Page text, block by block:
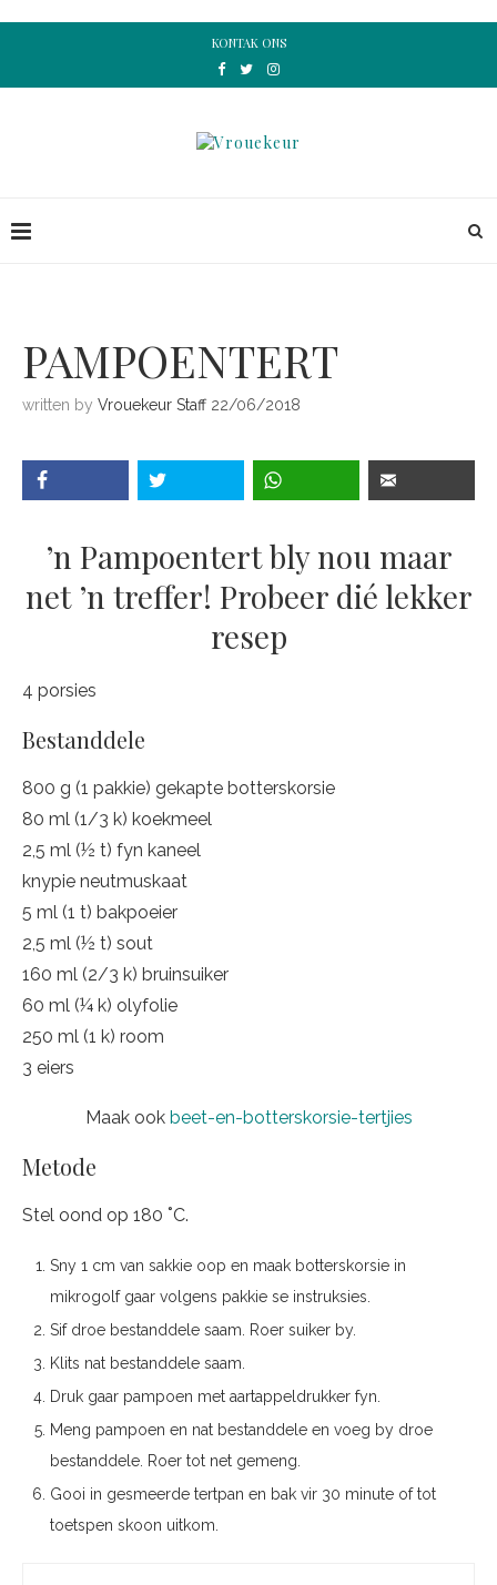
KONTAK ONS
PAMPOENTERT
written by Vrouekeur Staff 22/06/2018
’n Pampoentert bly nou maar
net ’n treffer! Probeer dié lekker
resep
4 porsies
Bestanddele
800 g (1 pakkie) gekapte botterskorsie
80 ml (1/3 k) koekmeel
2,5 ml (½ t) fyn kaneel
knypie neutmuskaat
5 ml (1 t) bakpoeier
2,5 ml (½ t) sout
160 ml (2/3 k) bruinsuiker
60 ml (¼ k) olyfolie
250 ml (1 k) room
3 eiers
Maak ook beet-en-botterskorsie-tertjies
Metode
Stel oond op 180 ˚C.
Sny 1 cm van sakkie oop en maak botterskorsie in
mikrogolf gaar volgens pakkie se instruksies.
Sif droe bestanddele saam. Roer suiker by.
Klits nat bestanddele saam.
Druk gaar pampoen met aartappeldrukker fyn.
Meng pampoen en nat bestanddele en voeg by droe
bestanddele. Roer tot net gemeng.
Gooi in gesmeerde tertpan en bak vir 30 minute of tot
toetspen skoon uitkom.